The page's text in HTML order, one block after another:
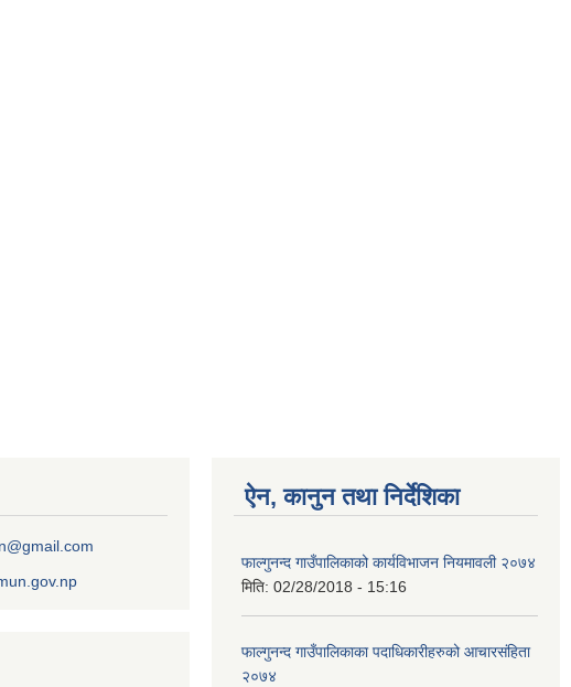
ऐन, कानुन तथा निर्देशिका
फाल्गुनन्द गाउँपालिकाको कार्यविभाजन नियमावली २०७४
मिति: 02/28/2018 - 15:16
फाल्गुनन्द गाउँपालिकाका पदाधिकारीहरुको आचारसंहिता
२०७४